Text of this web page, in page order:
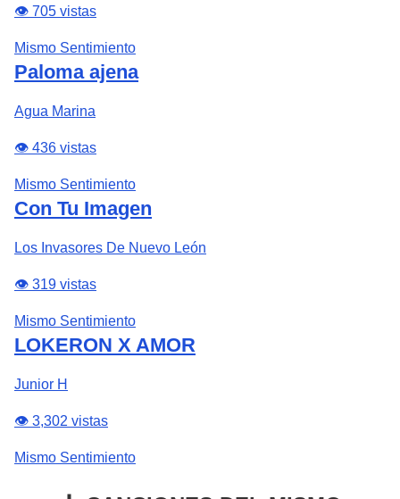
👁️ 705 vistas
Mismo Sentimiento
Paloma ajena
Agua Marina
👁️ 436 vistas
Mismo Sentimiento
Con Tu Imagen
Los Invasores De Nuevo León
👁️ 319 vistas
Mismo Sentimiento
LOKERON X AMOR
Junior H
👁️ 3,302 vistas
Mismo Sentimiento